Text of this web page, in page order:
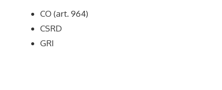
CO (art. 964)
CSRD
GRI